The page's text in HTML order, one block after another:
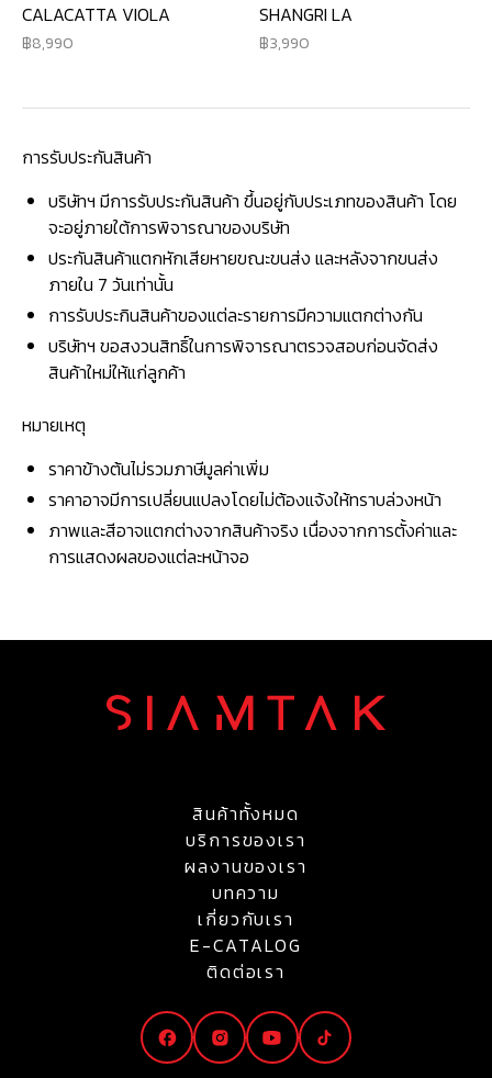
CALACATTA VIOLA
8,990
SHANGRI LA
3,990
การรับประกันสินค้า
บริษัทฯ มีการรับประกันสินค้า ขึ้นอยู่กับประเภทของสินค้า โดย
จะอยู่ภายใต้การพิจารณาของบริษัท
ประกันสินค้าแตกหักเสียหายขณะขนส่ง และหลังจากขนส่ง
ภายใน 7 วันเท่านั้น
การรับประกินสินค้าของแต่ละรายการมีความแตกต่างกัน
บริษัทฯ ขอสงวนสิทธิ์ในการพิจารณาตรวจสอบก่อนจัดส่ง
สินค้าใหม่ให้แก่ลูกค้า
หมายเหตุ
ราคาข้างต้นไม่รวมภาษีมูลค่าเพิ่ม
ราคาอาจมีการเปลี่ยนแปลงโดยไม่ต้องแจ้งให้ทราบล่วงหน้า
ภาพและสีอาจแตกต่างจากสินค้าจริง เนื่องจากการตั้งค่าและ
การแสดงผลของแต่ละหน้าจอ
สินค้าทั้งหมด
บริการของเรา
ผลงานของเรา
บทความ
เกี่ยวกับเรา
E-CATALOG
ติดต่อเรา